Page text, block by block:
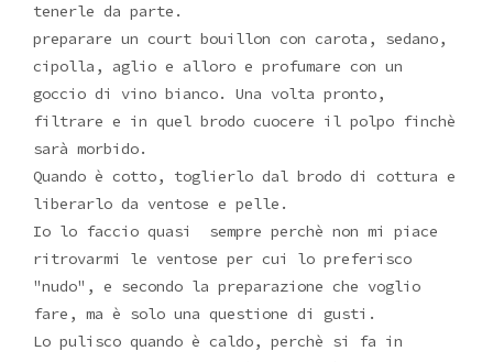
tenerle da parte.
preparare un court bouillon con carota, sedano,
cipolla, aglio e alloro e profumare con un
goccio di vino bianco. Una volta pronto,
filtrare e in quel brodo cuocere il polpo finchè
sarà morbido.
Quando è cotto, toglierlo dal brodo di cottura e
liberarlo da ventose e pelle.
Io lo faccio quasi sempre perchè non mi piace
ritrovarmi le ventose per cui lo preferisco
"nudo", e secondo la preparazione che voglio
fare, ma è solo una questione di gusti.
Lo pulisco quando è caldo, perchè si fa in